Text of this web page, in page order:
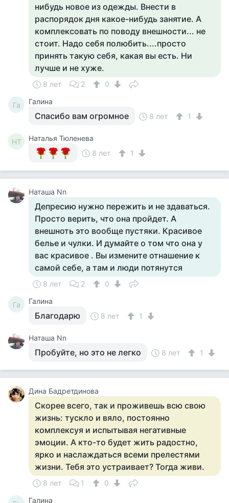
нибудь новое из одежды. Внести в
распорядок дня какое-нибудь занятие. А
комплексовать по поводу внешности... не
стоит. Надо себя полюбить....просто
принять такую себя, какая вы есть. Ни
лучше и не хуже.
8 лет 2 0
Га Галина
Спасибо вам огромное 8 лет 1
НТ
Наталья Тюленева
8 лет
1
Наташа Nn
Депресию нужно пережить и не здаваться.
Просто верить, что она пройдет. А
внешноть это вообще пустяки. Красивое
белье и чулки. И думайте о том что она у
вас красивое . Вы измените отнашение к
самой себе, а там и люди потянутся
8 лет 2 0
Га Галина
Благодарю 8 лет 1
Наташа Nn
Пробуйте, но это не легко 8 лет 1
Дина Бадретдинова
Скорее всего, так и проживешь всю свою
жизнь: тускло и вяло, постоянно
комплексуя и испытывая негативные
эмоции. А кто-то будет жить радостно,
ярко и наслаждаться всеми прелестями
жизни. Тебя это устраивает? Тогда живи.
8 лет 1 0
Галина